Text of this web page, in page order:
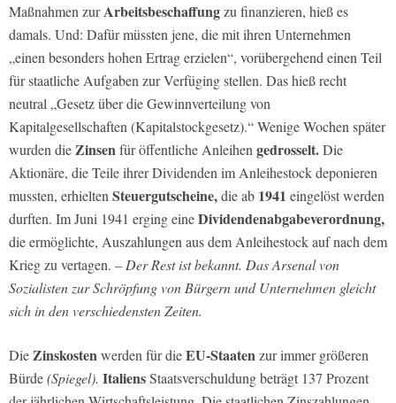
Maßnahmen zurArbeitsbeschaffungzu finanzieren, hieß es
damals. Und: Dafür müssten jene, die mit ihren Unternehmen
„einen besonders hohen Ertrag erzielen“, vorübergehend einen Teil
für staatliche Aufgaben zur Verfüging stellen. Das hieß recht
neutral „Gesetz über die Gewinnverteilung von
Kapitalgesellschaften (Kapitalstockgesetz).“ Wenige Wochen später
wurden dieZinsenfür öffentliche Anleihen gedrosselt.Die
Aktionäre, die Teile ihrer Dividenden im Anleihestock deponieren
mussten, erhielten Steuergutscheine,die ab 1941 eingelöst werden
durften. Im Juni 1941 erging eineDividendenabgabeverordnung,
die ermöglichte, Auszahlungen aus dem Anleihestock auf nach dem
Krieg zu vertagen. – Der Rest ist bekannt. Das Arsenal von
Sozialisten zur Schröpfung von Bürgern und Unternehmen gleicht
sich in den verschiedensten Zeiten.
DieZinskostenwerden für dieEU-Staatenzur immer größeren
Bürde(Spiegel). ItaliensStaatsverschuldung beträgt 137 Prozent